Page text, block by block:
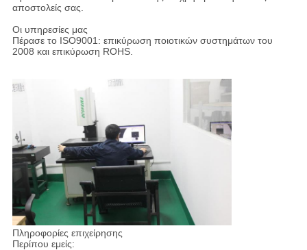
αποστολείς σας.
Οι υπηρεσίες μας
Πέρασε το ISO9001: επικύρωση ποιοτικών συστημάτων του
2008 και επικύρωση ROHS.
Πληροφορίες επιχείρησης
Περίπου εμείς: